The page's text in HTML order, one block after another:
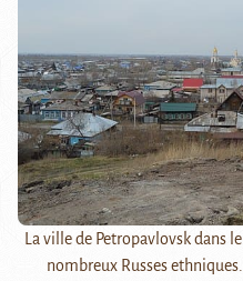
La ville de Petropavlovsk dans
nombreux Russes